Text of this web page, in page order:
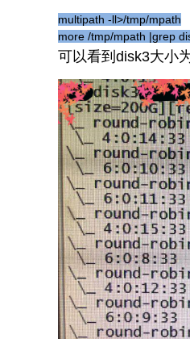
multipath -ll>/tmp/mpath
more /tmp/mpath |grep
可以看到disk3大小